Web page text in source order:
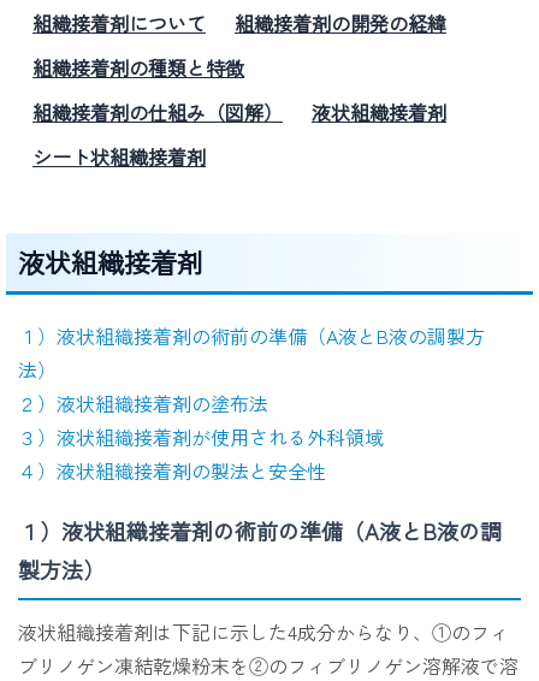
組織接着剤について
組織接着剤の開発の経緯
組織接着剤の種類と特徴
組織接着剤の仕組み（図解）
液状組織接着剤
シート状組織接着剤
液状組織接着剤
１）液状組織接着剤の術前の準備（A液とB液の調製方
法）
２）液状組織接着剤の塗布法
３）液状組織接着剤が使用される外科領域
４）液状組織接着剤の製法と安全性
１）液状組織接着剤の術前の準備（A液とB液の調
製方法）
液状組織接着剤は下記に示した4成分からなり、①のフィ
ブリノゲン凍結乾燥粉末を②のフィブリノゲン溶解液で溶